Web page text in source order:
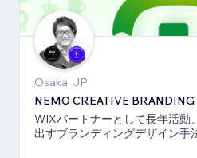
Osaka, JP
NEMO CREATIVE
WIXパートナーとして長年活動
出すブランディングデザイン手